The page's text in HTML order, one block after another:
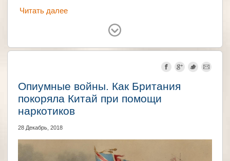
Читать далее
Германия Великобритания
Опиумные войны. Как Британия
покоряла Китай при помощи
наркотиков
28 Декабрь, 2018